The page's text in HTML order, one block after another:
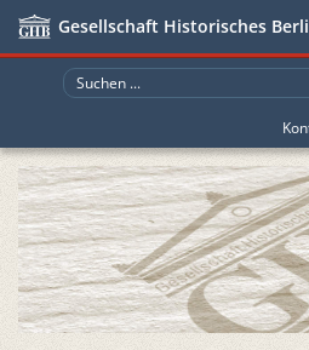
Gesellschaft Historisches